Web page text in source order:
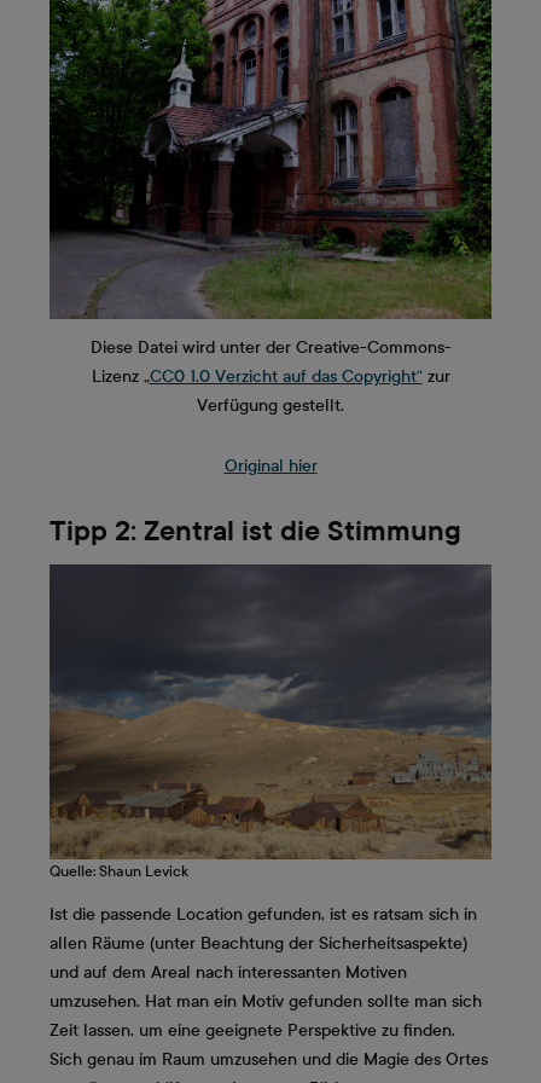
Diese Datei wird unter der Creative-Commons-
Lizenz „CC0 1.0 Verzicht auf das Copyright“zur
Verfügung gestellt.
Original hier
Tipp 2: Zentral ist die Stimmung
Quelle: Shaun Levick
Ist die passende Location gefunden, ist es ratsam sich in
allen Räume (unter Beachtung der Sicherheitsaspekte)
und auf dem Areal nach interessanten Motiven
umzusehen. Hat man ein Motiv gefunden sollte man sich
Zeit lassen, um eine geeignete Perspektive zu finden.
Sich genau im Raum umzusehen und die Magie des Ortes